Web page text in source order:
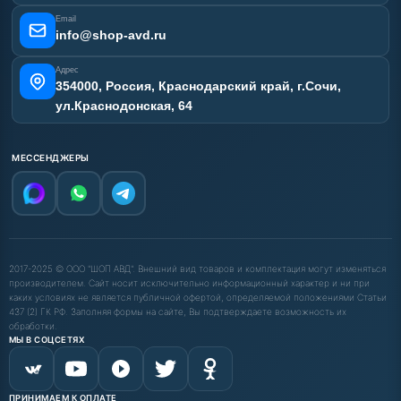
Email
info@shop-avd.ru
Адрес
354000, Россия, Краснодарский край, г.Сочи,
ул.Краснодонская, 64
МЕССЕНДЖЕРЫ
2017-2025 © ООО "ШОП АВД". Внешний вид товаров и комплектация могут изменяться
производителем. Сайт носит исключительно информационный характер и ни при
каких условиях не является публичной офертой, определяемой положениями Статьи
437 (2) ГК РФ. Заполняя формы на сайте, Вы подтверждаете возможность их
обработки.
МЫ В СОЦСЕТЯХ
ПРИНИМАЕМ К ОПЛАТЕ